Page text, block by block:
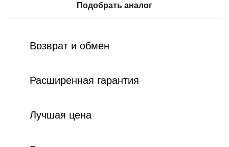
Подобрать аналог
Возврат и обмен
Расширенная гарантия
Лучшая цена